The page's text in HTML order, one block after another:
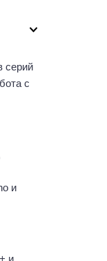
серий
с
и
и